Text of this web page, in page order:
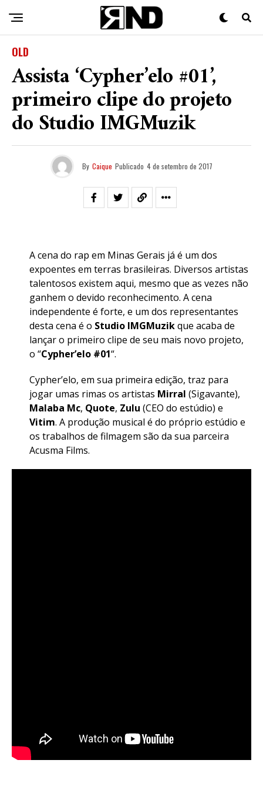
OLD
Assista ‘Cypher’elo #01’,
primeiro clipe do projeto
do Studio IMGMuzik
By Caique Publicado 4 de setembro de 2017
A cena do rap em Minas Gerais já é um dos
expoentes em terras brasileiras. Diversos artistas
talentosos existem aqui, mesmo que as vezes não
ganhem o devido reconhecimento. A cena
independente é forte, e um dos representantes
desta cena é o Studio IMGMuzikque acaba de
lançar o primeiro clipe de seu mais novo projeto,
o “Cypher’elo #01“.
Cypher’elo, em sua primeira edição, traz para
jogar umas rimas os artistas Mirral (Sigavante),
Malaba Mc, Quote, Zulu (CEO do estúdio) e
Vitim. A produção musical é do próprio estúdio e
os trabalhos de filmagem são da sua parceira
Acusma Films.